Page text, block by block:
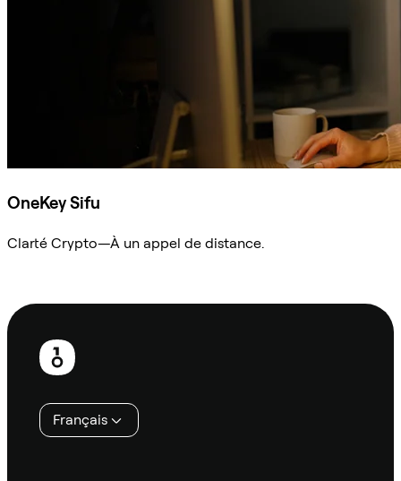
OneKey Sifu
Clarté Crypto—À un appel de distance.
Pied
page
Français